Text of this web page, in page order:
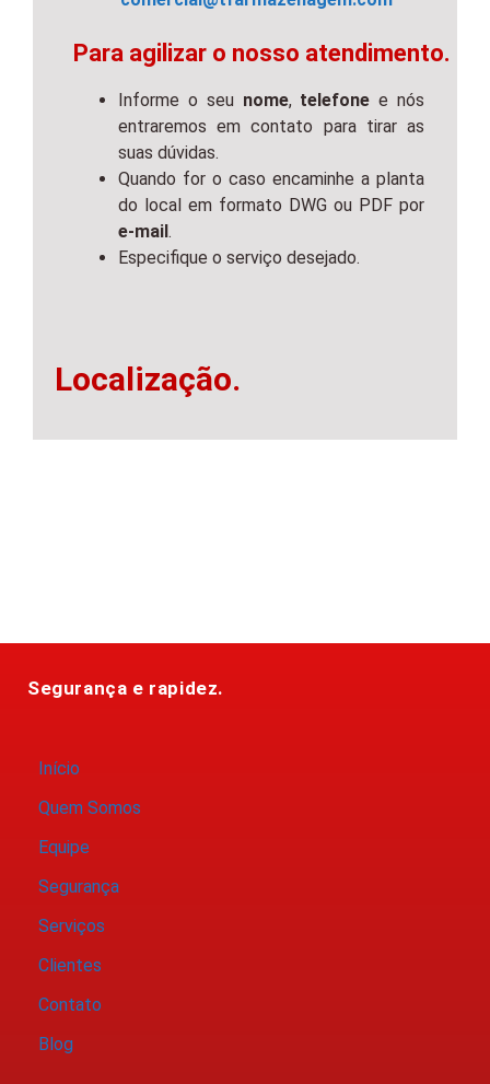
Para agilizar o nosso atendimento.
Informe o seu nome, telefone e nós
entraremos em contato para tirar as
suas dúvidas.
Quando for o caso encaminhe a planta
do local em formato DWG ou PDF por
e-mail.
Especifique o serviço desejado.
Localização.
Segurança e rapidez.
Início
Quem Somos
Equipe
Segurança
Serviços
Clientes
Contato
Blog